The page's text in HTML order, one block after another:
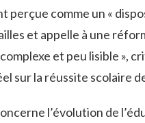
perçue comme un «
et appelle à une
et peu lisible »,
sur la réussite scolaire
l’évolution de